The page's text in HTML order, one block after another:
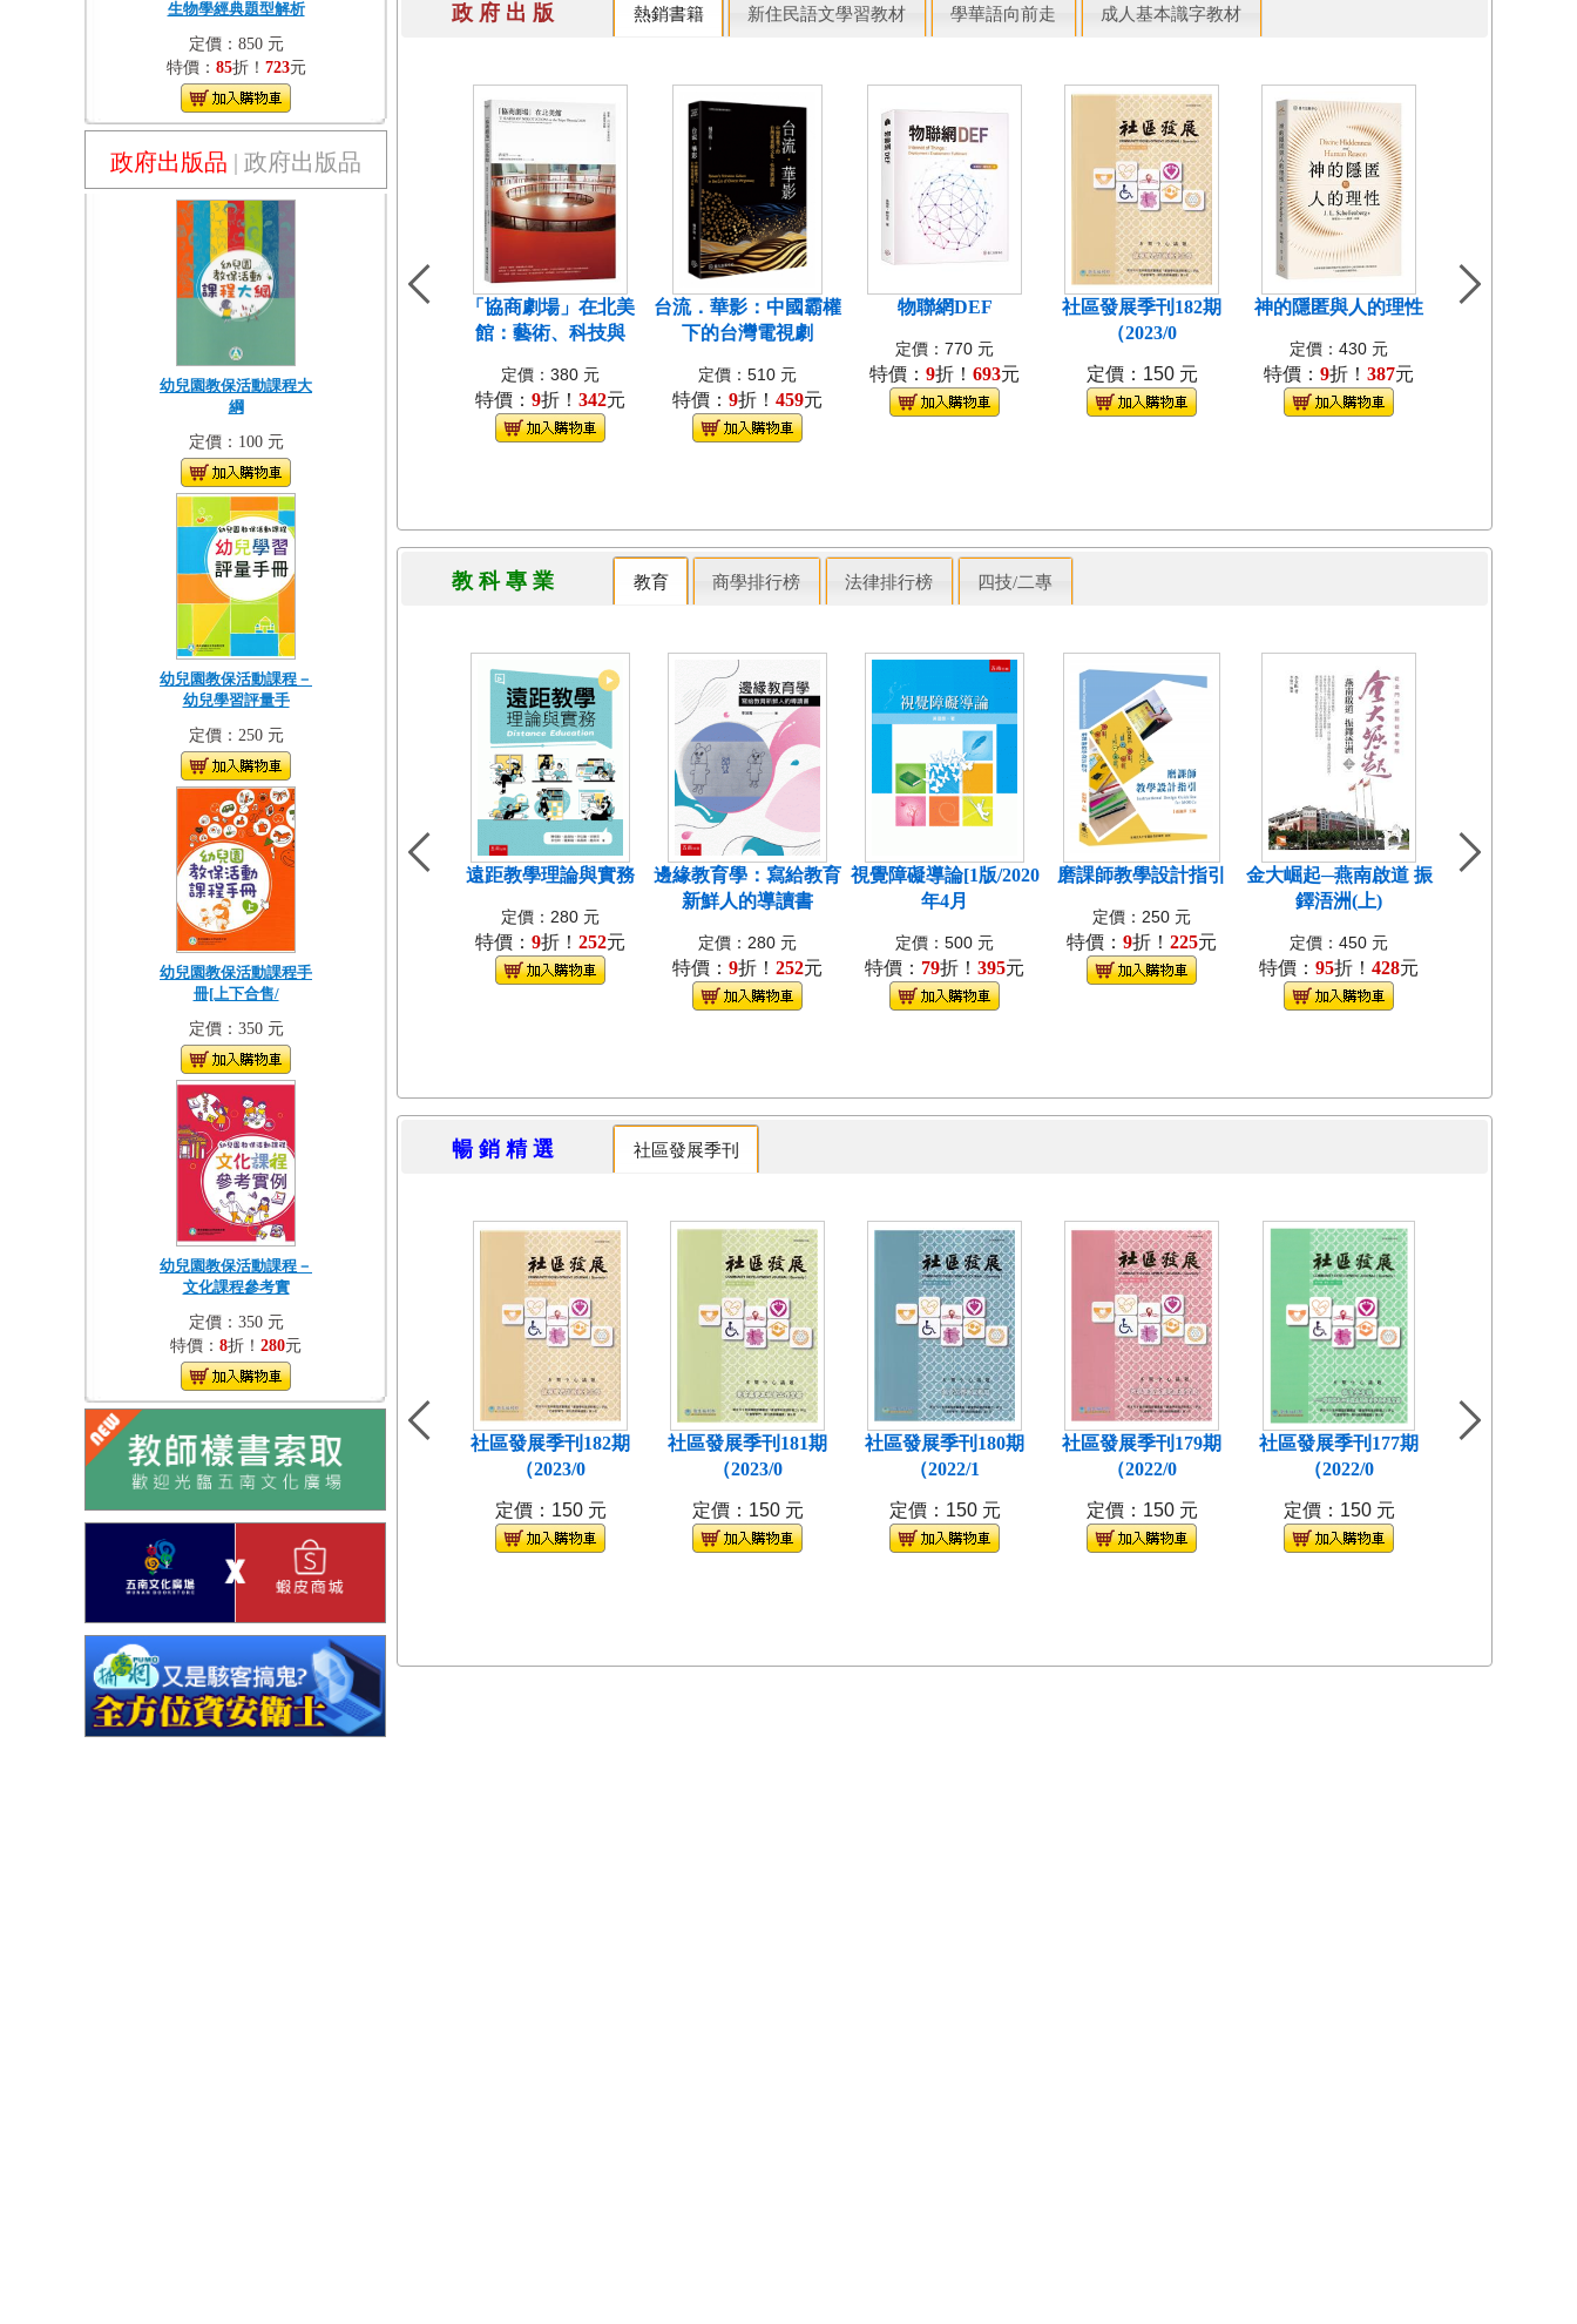
生物學經典題型解析
定價：850 元
特價： 85折！ 723元
政府出版品 | 政府出版品
幼兒園教保活動課程大
綱
定價：100 元
幼兒園教保活動課程－
幼兒學習評量手
定價：250 元
幼兒園教保活動課程手
冊[上下合售/
定價：350 元
幼兒園教保活動課程－
文化課程參考實
定價：350 元
特價： 8折！ 280元
政 府 出 版 熱銷書籍 新住民語文學習教材 學華語向前走 成人基本識字教材
「協商劇場」在北美
館：藝術、科技與
定價：380 元
特價： 9折！ 342元
台流．華影：中國霸權
下的台灣電視劇
定價：510 元
特價： 9折！ 459元
物聯網DEF
定價：770 元
特價： 9折！ 693元
社區發展季刊182期
（2023/0
定價：150 元
神的隱匿與人的理性
定價：430 元
特價： 9折！ 387元
島嶼食紀[3本不
教 科 專 業 教育 商學排行榜 法律排行榜 四技/二專
遠距教學理論與實務
定價：280 元
特價： 9折！ 252元
邊緣教育學：寫給教育
新鮮人的導讀書
定價：280 元
特價： 9折！ 252元
視覺障礙導論[1版/2020
年4月
定價：500 元
特價： 79折！ 395元
磨課師教學設計指引
定價：250 元
特價： 9折！ 225元
金大崛起─燕南啟道 振
鐸浯洲(上)
定價：450 元
特價： 95折！ 428元
中國近代教會
暢 銷 精 選 社區發展季刊
社區發展季刊182期
（2023/0
定價：150 元
社區發展季刊181期
（2023/0
定價：150 元
社區發展季刊180期
（2022/1
定價：150 元
社區發展季刊179期
（2022/0
定價：150 元
社區發展季刊177期
（2022/0
定價：150 元
社區發展季刊